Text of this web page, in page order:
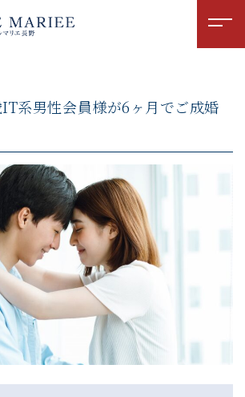
系男性会員様が6ヶ月でご成婚